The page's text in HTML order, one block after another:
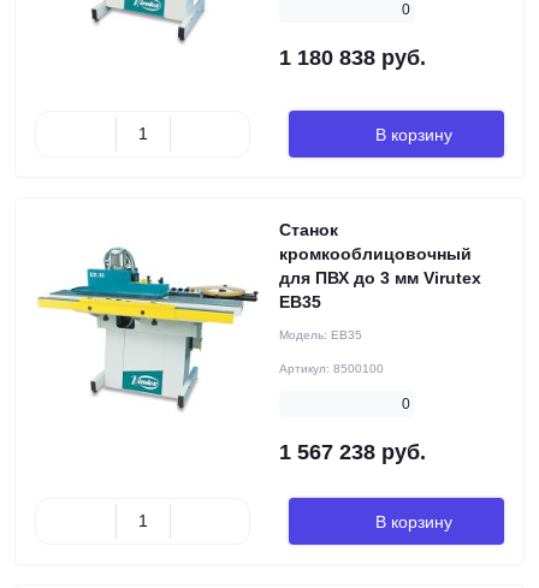
0
1 180 838 руб.
В корзину
Станок
кромкооблицовочный
для ПВХ до 3 мм Virutex
EB35
Модель: EB35
Артикул: 8500100
0
1 567 238 руб.
В корзину